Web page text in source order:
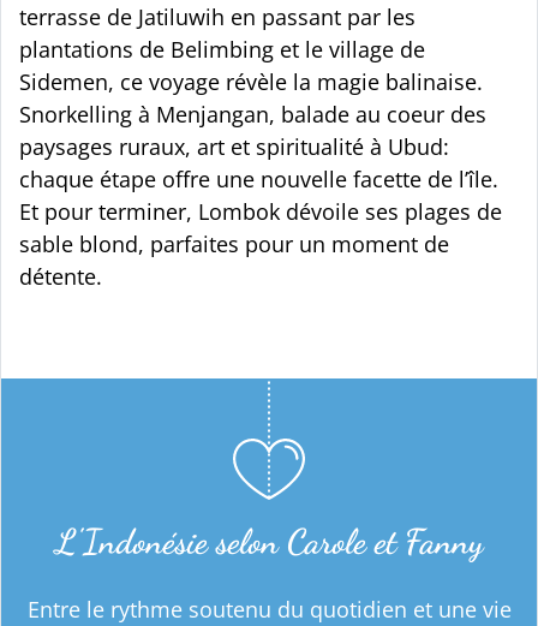
terrasse de Jatiluwih en passant par les
plantations de Belimbing et le village de
Sidemen, ce voyage révèle la magie balinaise.
Snorkelling à Menjangan, balade au coeur des
paysages ruraux, art et spiritualité à Ubud:
chaque étape offre une nouvelle facette de l’île.
Et pour terminer, Lombok dévoile ses plages de
sable blond, parfaites pour un moment de
détente.
L'Indonésie selon Carole et Fanny
Entre le rythme soutenu du quotidien et une vie